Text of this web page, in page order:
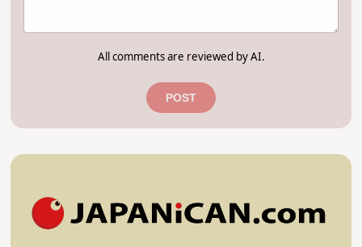
All comments are reviewed by AI.
POST